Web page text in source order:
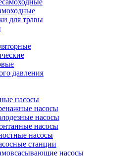
для травы
давления
насосы
насосы
насосы
насосы
насосы
станции
насосы